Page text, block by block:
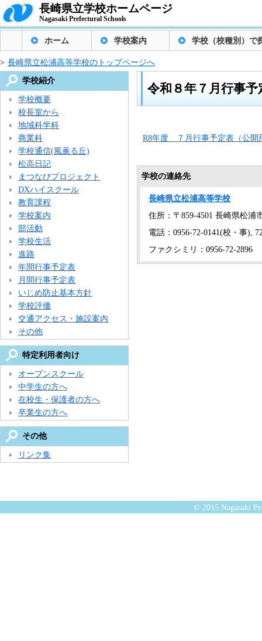
長崎県立学校ホームページ
Nagasaki Prefectural Schools
ホーム 学校案内 学校（校種別）で
> 長崎県立松浦高等学校のトップページへ
令和８年７月行事予
R8年度 ７月行事予定表（公開
学校の連絡先
長崎県立松浦高等学校
住所：〒859-4501 長崎県松浦
電話：0956-72-0141(校・事),
ファクシミリ：0956-72-2896
学校紹介
学校概要
校長室から
地域科学科
商業科
学校通信(風薫る丘)
松高日記
まつなびプロジェクト
DXハイスクール
教育課程
学校案内
部活動
学校生活
進路
年間行事予定表
月間行事予定表
いじめ防止基本方針
学校評価
交通アクセス・施設案内
その他
特定利用者向け
オープンスクール
中学生の方へ
在校生・保護者の方へ
卒業生の方へ
その他
リンク集
© 2015 Nagasaki